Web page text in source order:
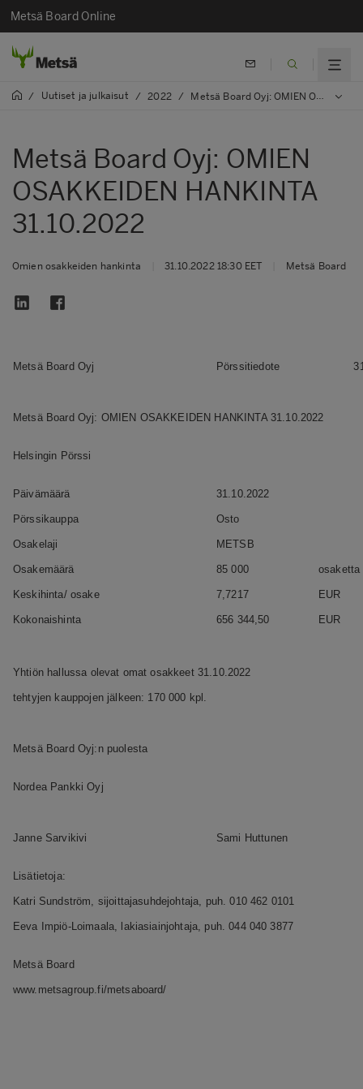
Metsä Board Online
/ Uutiset ja julkaisut / 2022 / Metsä Board Oyj: OMIEN OSAKKEIDEN HANKINTA 31.10.2022
Metsä Board Oyj: OMIEN
OSAKKEIDEN HANKINTA
31.10.2022
Omien osakkeiden hankinta 31.10.2022 18:30 EET Metsä Board
Metsä Board Oyj Pörssitiedote
Metsä Board Oyj: OMIEN OSAKKEIDEN HANKINTA 31.10.2022
Helsingin Pörssi
Päivämäärä 31.10.2022
Pörssikauppa Osto
Osakelaji METSB
Osakemäärä 85 000 osaketta
Keskihinta/ osake 7,7217 EUR
Kokonaishinta 656 344,50 EUR
Yhtiön hallussa olevat omat osakkeet 31.10.2022
tehtyjen kauppojen jälkeen: 170 000 kpl.
Metsä Board Oyj:n puolesta
Nordea Pankki Oyj
Janne Sarvikivi Sami Huttunen
Lisätietoja:
Katri Sundström, sijoittajasuhdejohtaja, puh. 010 462 0101
Eeva Impiö-Loimaala, lakiasiainjohtaja, puh. 044 040 3877
Metsä Board
www.metsagroup.fi/metsaboard/